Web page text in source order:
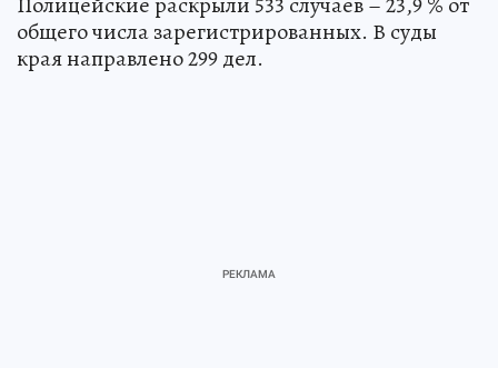
общего числа зарегистрированных. В суды
края направлено 299 дел.